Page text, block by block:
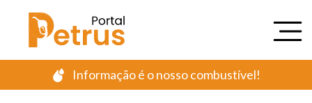
Informação é o nosso combustível!